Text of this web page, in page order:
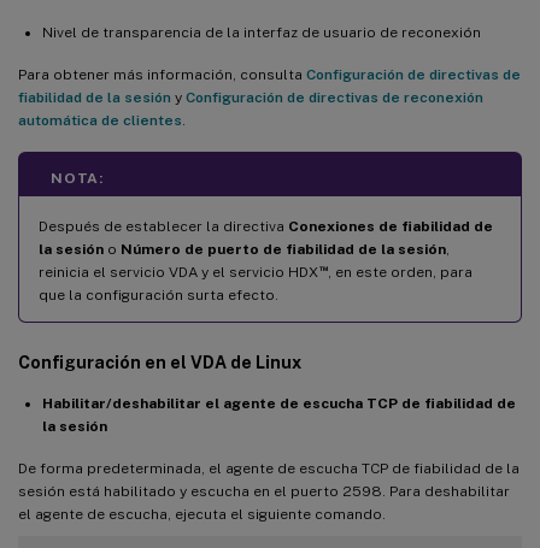
Nivel de transparencia de la interfaz de usuario de reconexión
Para obtener más información, consulta Configuración de directivas de
fiabilidad de la sesión y Configuración de directivas de reconexión
automática de clientes
NOTA:
Después de establecer la directiva Conexiones de fiabilidad de
la sesión o Número de puerto de fiabilidad de la sesión
reinicia el servicio VDA y el servicio HDX ™, en este orden, para
que la configuración surta efecto.
Configuración en el VDA de Linux
Habilitar/deshabilitar el agente de escucha TCP de fiabilidad de
la sesión
De forma predeterminada, el agente de escucha TCP de fiabilidad de la
sesión está habilitado y escucha en el puerto 2598. Para deshabilitar
el agente de escucha, ejecuta el siguiente comando.